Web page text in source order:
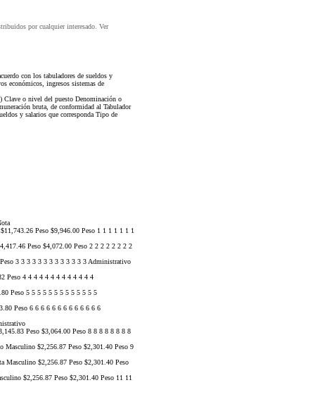
por cualquier interesado. Ver
con los tabuladores de sueldos y
económicos, ingresos sistemas de
Clave o nivel del puesto Denominación o
bruta, de conformidad al Tabulador
y salarios que corresponda Tipo de
Peso $9,946.00 Peso 1 1 1 1 1 1 1
Peso $4,072.00 Peso 2 2 2 2 2 2 2 2
3 3 3 3 3 3 3 3 3 3 3 3 3 Administrativo
Peso 4 4 4 4 4 4 4 4 4 4 4 4 4
Peso 5 5 5 5 5 5 5 5 5 5 5 5 5
Peso 6 6 6 6 6 6 6 6 6 6 6 6 6
Peso $3,064.00 Peso 8 8 8 8 8 8 8 8
Masculino $2,256.87 Peso $2,301.40 Peso 9
Masculino $2,256.87 Peso $2,301.40 Peso
$2,256.87 Peso $2,301.40 Peso 11 11